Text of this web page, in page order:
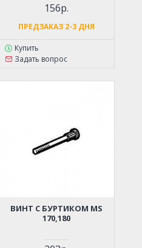
156р.
ПРЕДЗАКАЗ 2-3 ДНЯ
Купить
Задать вопрос
ВИНТ С БУРТИКОМ MS
170,180